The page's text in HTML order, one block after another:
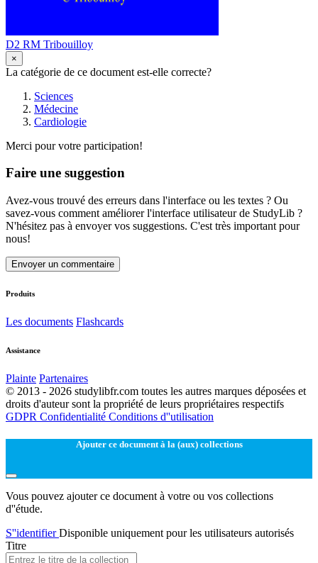
D2 RM Tribouilloy
×
La catégorie de ce document est-elle correcte?
Sciences
Médecine
Cardiologie
Merci pour votre participation!
Faire une suggestion
Avez-vous trouvé des erreurs dans l'interface ou les textes ? Ou
savez-vous comment améliorer l'interface utilisateur de StudyLib ?
N'hésitez pas à envoyer vos suggestions. C'est très important pour
nous!
Envoyer un commentaire
Produits
Les documents Flashcards
Assistance
Plainte Partenaires
© 2013 - 2026 studylibfr.com toutes les autres marques déposées et
droits d'auteur sont la propriété de leurs propriétaires respectifs
GDPR Confidentialité Conditions d''utilisation
Ajouter ce document à la (aux) collections
Vous pouvez ajouter ce document à votre ou vos collections
d''étude.
S''identifierDisponible uniquement pour les utilisateurs autorisés
Titre